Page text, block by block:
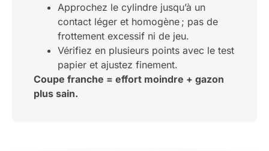
Approchez le cylindre jusqu’à un
contact léger et homogène ; pas de
frottement excessif ni de jeu.
Vérifiez en plusieurs points avec le test
papier et ajustez finement.
Coupe franche = effort moindre + gazon
plus sain.